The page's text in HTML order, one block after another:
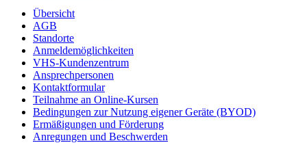
Übersicht
AGB
Standorte
Anmeldemöglichkeiten
VHS-Kundenzentrum
Ansprechpersonen
Kontaktformular
Teilnahme an Online-Kursen
Bedingungen zur Nutzung eigener Geräte (BYOD)
Ermäßigungen und Förderung
Anregungen und Beschwerden